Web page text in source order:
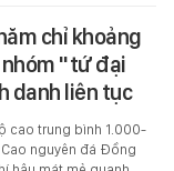
chỉ khoảng
"tứ đại
danh liên tục
cao trung bình 1.000-
Cao nguyên đá Đồng